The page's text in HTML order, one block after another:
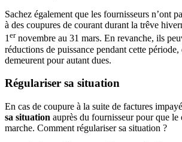
Sachez également que les fournisseurs n’ont
à des coupures de courant durant la trêve
1ernovembre au 31 mars. En revanche, ils
réductions de puissance pendant cette période,
demeurent pour autant dues.
Régulariser sa situation
En cas de coupure à la suite de factures
sa situation auprès du fournisseur pour que le
marche. Comment régulariser sa situation ?